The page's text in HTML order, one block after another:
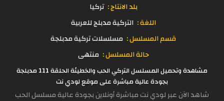
بلد الانتاج : تركيا
اللغة : التركية مدبلج للعربية
قسم المسلسل : مسلسلات تركية مدبلجة
حالة المسلسل : منتهى
مشاهدة وتحميل المسلسل التركي الحب والخطيئة الحلقة 111 مدبلجة
بجودة عالية مباشرة على موقع لودي نت
شاهد الآن عبر لودي نت مباشرة أونلاين بجودة عالية مسلسل الحب